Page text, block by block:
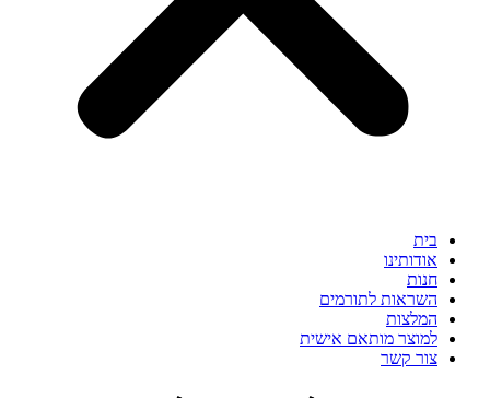
בית
אודותינו
חנות
השראות לתורמים
המלצות
למוצר מותאם אישית
צור קשר